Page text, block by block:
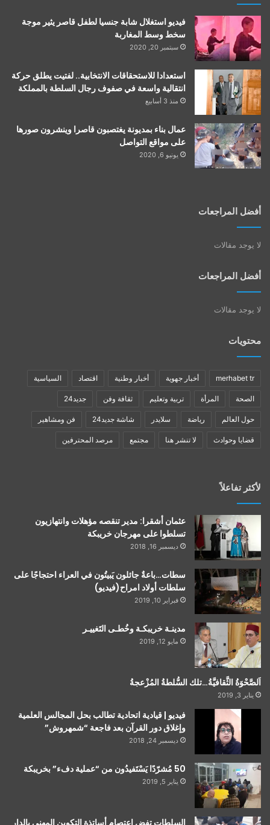
فيديو استغلال شابة جنسيا لطفل قاصر يثير موجة
سخط وسط المغاربة
سبتمبر 20, 2020
استعدادا للاستحقاقات الانتخابية.. لفتيت يطلق حركة
انتقالية واسعة في صفوف رجال السلطة بالمملكة
منذ 3 أسابيع
عمال بناء بمديونة يغتصبون قاصرا وينشرون صورها
على مواقع التواصل
يونيو 6, 2020
أفضل المراجعات
لا يوجد مقالات
أفضل المراجعات
لا يوجد مقالات
محتويات
merhabet tr أخبار جهوية أخبار وطنية اقتصاد السياسية
الصحة المرأة تربية وتعليم ثقافة وفن جديد24
حول العالم رياضة سلايدر شاشة جديد24 فن ومشاهير
قضايا وحوادث لا تنشر هنا مجتمع مرصد المحترفين
لأكثر تفاعلاً
عثمان أشقرا: مدير تنقصه مؤهلات وانتهازيون
تسلطوا على مهرجان خريبكة
ديسمبر 16, 2018
سطات…باعةٌ جائلون يَبيتُون في العراء احتجاجًا على
سلطات أولاد امراح(فيديو)
فبراير 10, 2019
مدينـة خريبكـة وخُطـى التَغييـر
مايو 12, 2019
اَلصَّحْوَةُ الثَّقافيَّةُ…تلك السُّلطةُ المُزْعجةُ
يناير 3, 2019
فيديو | قيادية اتحادية تطالب بحل المجالس العلمية
وإغلاق دور القرآن بعد فاجعة “شمهروش”
ديسمبر 24, 2018
50 مُشرّدًا يَسْتَفيدُون من “عملية دفء” بخريبكة
يناير 5, 2019